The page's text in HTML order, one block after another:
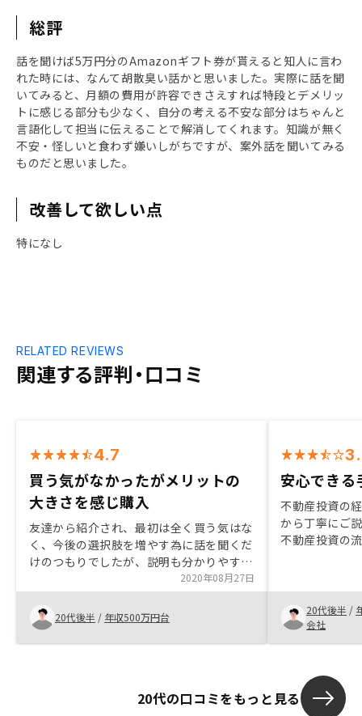
総評
話を聞けば5万円分のAmazonギフト券が貰えると知人に言わ
れた時には、なんて胡散臭い話かと思いました。実際に話を聞
いてみると、月額の費用が許容できさえすれば特段とデメリッ
トに感じる部分も少なく、自分の考える不安な部分はちゃんと
言語化して担当に伝えることで解消してくれます。知識が無く
不安・怪しいと食わず嫌いしがちですが、案外話を聞いてみる
ものだと思いました。
改善して欲しい点
特になし
関連する評判・口コミ
RELATED REVIEWS
4.7
買う気がなかったがメリットの
大きさを感じ購入
友達から紹介され、最初は全く買う気はな
く、今後の選択肢を増やす為に話を聞くだ
けのつもりでしたが、説明も分かりやす
く、営業担当者を信用できたことやリスク
リターンを考えた時にやるメリットの方が
大きいと感じたので購入させて頂きまし
た。物件を決める際、物件の外観だけでな
く、内装もしっかりと写真で見れたらいい
2020年08月27日
20代後半 / 年収500万円台
安心できる
不動産投資の
から丁寧にご
不動産投資の
し、RENOSY
20代後半 /
会社
20代の口コミをもっと見る